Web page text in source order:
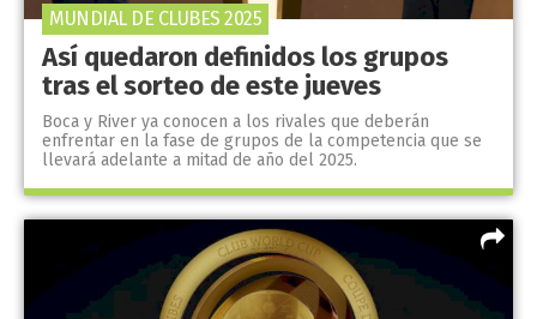
Así quedaron definidos los grupos
tras el sorteo de este jueves
Boca y River ya conocen a los rivales que deberán
enfrentar en la fase de grupos de la competencia que se
llevará adelante a mitad de año del 2025.
MUNDIAL DE CLUBES 2025